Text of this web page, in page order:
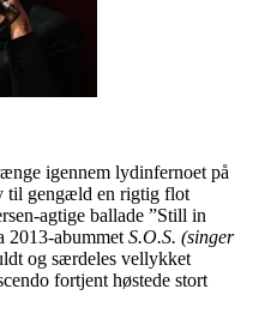
igennem lydinfernoet på
til gengæld en rigtig flot
agtige ballade ”Still in
2013-abummet S.O.S. (singer
og særdeles vellykket
fortjent høstede stort